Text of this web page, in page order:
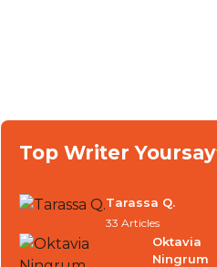
Top Writer Yoursay
Tarassa Q.
33 Articles
Oktavia
Ningrum